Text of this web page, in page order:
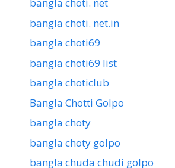
bangla choti. net.in
bangla choti69
bangla choti69 list
bangla choticlub
Bangla Chotti Golpo
bangla choty
bangla choty golpo
bangla chuda chudi golpo